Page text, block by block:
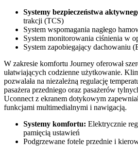
Systemy bezpieczeństwa
trakcji (TCS)
System wspomagania nagłego
System monitorowania ciśnienia w
System zapobiegający dachowaniu
W zakresie komfortu Journey oferował
ułatwiających codzienne użytkowanie.
pozwalała na niezależną regulację
pasażera przedniego oraz pasażerów
Uconnect z ekranem dotykowym
funkcjami multimedialnymi i nawigacją.
Systemy komfortu: Elektrycznie
pamięcią ustawień
Podgrzewane fotele przednie i